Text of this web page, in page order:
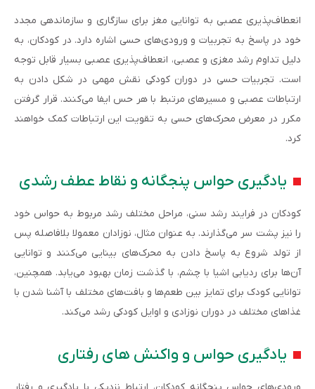
انعطاف‌پذیری عصبی به توانایی مغز برای سازگاری و سازماندهی مجدد
خود در پاسخ به تجربیات و ورودی‌های حسی اشاره دارد. در کودکان، به
دلیل تداوم رشد مغزی و عصبی، انعطاف‌پذیری عصبی بسیار قابل توجه
است. تجربیات حسی در دوران کودکی نقش مهمی در شکل دادن به
ارتباطات عصبی و مسیرهای مرتبط با هر حس ایفا می‌کنند. قرار گرفتن
مکرر در معرض محرک‌های حسی به تقویت این ارتباطات کمک خواهند
کرد.
یادگیری حواس پنجگانه و نقاط عطف رشدی
کودکان در فرایند رشد سنی، مراحل مختلف رشد مربوط به حواس خود
را نیز پشت سر می‌گذارند. به عنوان مثال، نوزادان معمولا بلافاصله پس
از تولد شروع به پاسخ دادن به محرک‌های بینایی می‌کنند و توانایی
آن‌ها برای ردیابی اشیا با چشم، با گذشت زمان بهبود می‌یابد. همچنین،
توانایی کودک برای تمایز بین طعم‌ها و بافت‌های مختلف با آشنا شدن با
غذاهای مختلف در دوران نوزادی و اوایل کودکی رشد می‌کند.
یادگیری حواس و واکنش های رفتاری